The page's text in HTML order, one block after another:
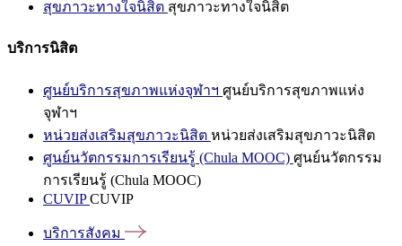
สุขภาวะทางใจนิสิต สุขภาวะทางใจนิสิต
บริการนิสิต
ศูนย์บริการสุขภาพแห่งจุฬาฯ ศูนย์บริการสุขภาพแห่ง
จุฬาฯ
หน่วยส่งเสริมสุขภาวะนิสิต หน่วยส่งเสริมสุขภาวะนิสิต
ศูนย์นวัตกรรมการเรียนรู้ (Chula MOOC) ศูนย์นวัตกรรม
การเรียนรู้ (Chula MOOC)
CUVIPCUVIP
บริการสังคม